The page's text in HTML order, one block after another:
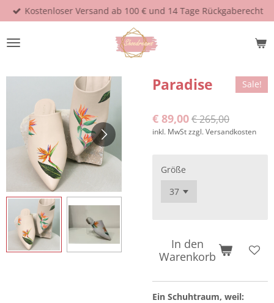
Zum
Hauptinhalt
springen
Kostenloser Versand ab 100 € und 14 Tage Rückgaberecht
Paradise Sale!
€ 89,00€ 265,00
inkl. MwSt zzgl. Versandkosten
Größe
In den
Warenkorb
Ein Schuhtraum, weil: